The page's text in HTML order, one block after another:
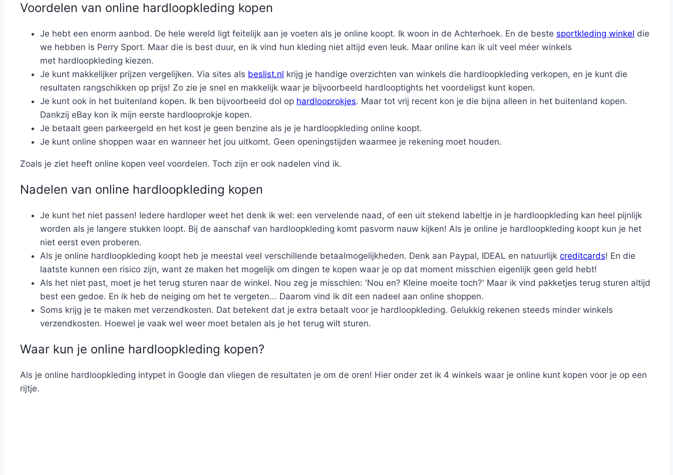
Voordelen van online hardloopkleding kopen
Je hebt een enorm aanbod. De hele wereld ligt feitelijk aan je voeten als je online koopt. Ik woon in de Achterhoek. En de beste sportkleding winkel die
we hebben is Perry Sport. Maar die is best duur, en ik vind hun kleding niet altijd even leuk. Maar online kan ik uit veel méer winkels
met hardloopkleding kiezen.
Je kunt makkelijker prijzen vergelijken. Via sites als beslist.nl krijg je handige overzichten van winkels die hardloopkleding verkopen, en je kunt die
resultaten rangschikken op prijs! Zo zie je snel en makkelijk waar je bijvoorbeeld hardlooptights het voordeligst kunt kopen.
Je kunt ook in het buitenland kopen. Ik ben bijvoorbeeld dol op hardlooprokjes. Maar tot vrij recent kon je die bijna alleen in het buitenland kopen.
Dankzij eBay kon ik mijn eerste hardlooprokje kopen.
Je betaalt geen parkeergeld en het kost je geen benzine als je je hardloopkleding online koopt.
Je kunt online shoppen waar en wanneer het jou uitkomt. Geen openingstijden waarmee je rekening moet houden.
Zoals je ziet heeft online kopen veel voordelen. Toch zijn er ook nadelen vind ik.
Nadelen van online hardloopkleding kopen
Je kunt het niet passen! Iedere hardloper weet het denk ik wel: een vervelende naad, of een uit stekend labeltje in je hardloopkleding kan heel pijnlijk
worden als je langere stukken loopt. Bij de aanschaf van hardloopkleding komt pasvorm nauw kijken! Als je online je hardloopkleding koopt kun je het
niet eerst even proberen.
Als je online hardloopkleding koopt heb je meestal veel verschillende betaalmogelijkheden. Denk aan Paypal, IDEAL en natuurlijk creditcards! En die
laatste kunnen een risico zijn, want ze maken het mogelijk om dingen te kopen waar je op dat moment misschien eigenlijk geen geld hebt!
Als het niet past, moet je het terug sturen naar de winkel. Nou zeg je misschien: 'Nou en? Kleine moeite toch?' Maar ik vind pakketjes terug sturen altijd
best een gedoe. En ik heb de neiging om het te vergeten... Daarom vind ik dit een nadeel aan online shoppen.
Soms krijg je te maken met verzendkosten. Dat betekent dat je extra betaalt voor je hardloopkleding. Gelukkig rekenen steeds minder winkels
verzendkosten. Hoewel je vaak wel weer moet betalen als je het terug wilt sturen.
Waar kun je online hardloopkleding kopen?
Als je online hardloopkleding intypet in Google dan vliegen de resultaten je om de oren! Hier onder zet ik 4 winkels waar je online kunt kopen voor je op een
rijtje.